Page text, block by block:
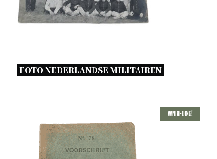
FOTO NEDERLANDSE MILITAIREN
Aanbieding!